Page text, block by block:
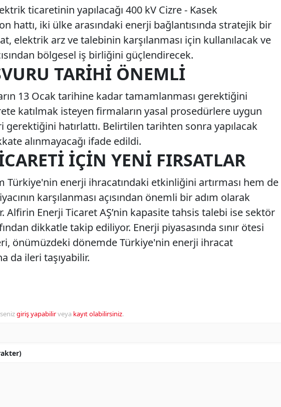
ticaretinin yapılacağı 400 kV Cizre - Kasek
hattı, iki ülke arasındaki enerji bağlantısında stratejik bir
elektrik arz ve talebinin karşılanması için kullanılacak ve
bölgesel iş birliğini güçlendirecek.
TARIHI ÖNEMLI
13 Ocak tarihine kadar tamamlanması gerektiğini
katılmak isteyen firmaların yasal prosedürlere uygun
gerektiğini hatırlattı. Belirtilen tarihten sonra yapılacak
alınmayacağı ifade edildi.
İÇIN YENI FIRSATLAR
Türkiye'nin enerji ihracatındaki etkinliğini artırması hem de
karşılanması açısından önemli bir adım olarak
Alfirin Enerji Ticaret AŞ’nin kapasite tahsis talebi ise sektör
dikkatle takip ediliyor. Enerji piyasasında sınır ötesi
önümüzdeki dönemde Türkiye'nin enerji ihracat
da ileri taşıyabilir.
giriş yapabilirveya kayıt olabilirsiniz.